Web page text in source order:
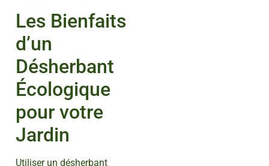
Les Bienfaits
d’un
Désherbant
Écologique
pour votre
Jardin
Utiliser un désherbant